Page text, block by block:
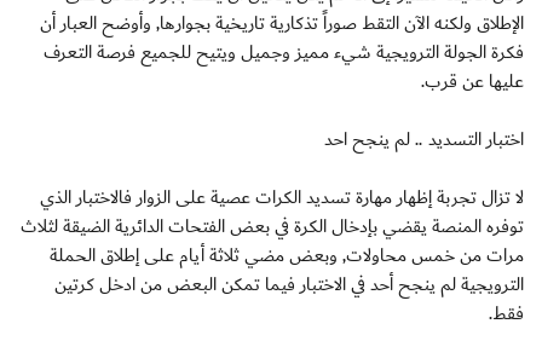
الإطلاق ولكنه الآن التقط صوراً تذكارية تاريخية بجوارها, وأوضح العبار أن
فكرة الجولة الترويجية شيء مميز وجميل ويتيح للجميع فرصة التعرف
عليها عن قرب.
اختبار التسديد .. لم ينجح احد
لا تزال تجربة إظهار مهارة تسديد الكرات عصية على الزوار فالاختبار الذي
توفره المنصة يقضي بإدخال الكرة في بعض الفتحات الدائرية الضيقة لثلاث
مرات من خمس محاولات, وبعض مضي ثلاثة أيام على إطلاق الحملة
الترويجية لم ينجح أحد في الاختبار فيما تمكن البعض من ادخل كرتين
فقط.